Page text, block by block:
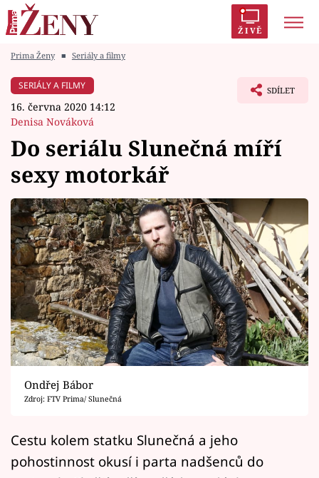
ŽIVĚ
Módní alarm
Témata
Celebrity
Vztahy
Seriály
Horoskopy
Sledujte prima+
Filmový festival Karlovy Vary
Mámy sobě
Prima Ženy ■ Seriály a filmy
SERIÁLY A FILMY
16. června 2020 14:12
Denisa Nováková
SDÍLET
Do seriálu Slunečná míří
sexy motorkář
Ondřej Bábor
Zdroj: FTV Prima/ Slunečná
Cestu kolem statku Slunečná a jeho
pohostinnost okusí i parta nadšenců do